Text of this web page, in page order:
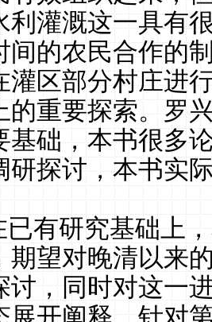
利灌溉这一具有
间的农民合作的
灌区部分村庄进
的重要探索。罗
基础，本书很多
研探讨，本书实
已有研究基础上
期望对晚清以来
讨，同时对这一